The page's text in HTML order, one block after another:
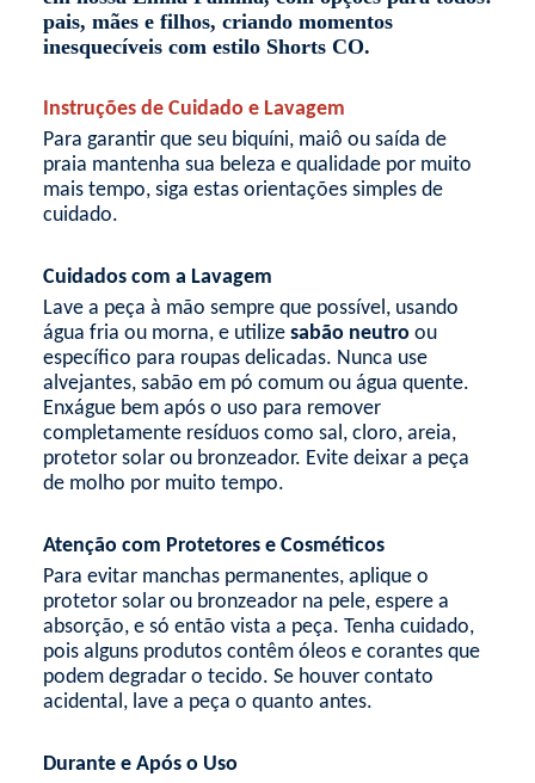
pais, mães e filhos, criando momentos
inesquecíveis com estiloShorts CO.
Instruções de Cuidado e Lavagem
Para garantir que seu biquíni, maiô ou saída de
praia mantenha sua beleza e qualidade por muito
mais tempo, siga estas orientações simples de
cuidado.
Cuidados com a Lavagem
Lave a peça à mão sempre que possível, usando
água fria ou morna, e utilize sabão neutroou
específico para roupas delicadas. Nunca use
alvejantes, sabão em pó comum ou água quente.
Enxágue bem após o uso para remover
completamente resíduos como sal, cloro, areia,
protetor solar ou bronzeador. Evite deixar a peça
de molho por muito tempo.
Atenção com Protetores e Cosméticos
Para evitar manchas permanentes, aplique o
protetor solar ou bronzeador na pele, espere a
absorção, e só então vista a peça. Tenha cuidado,
pois alguns produtos contêm óleos e corantes que
podem degradar o tecido. Se houver contato
acidental, lave a peça o quanto antes.
Durante e Após o Uso